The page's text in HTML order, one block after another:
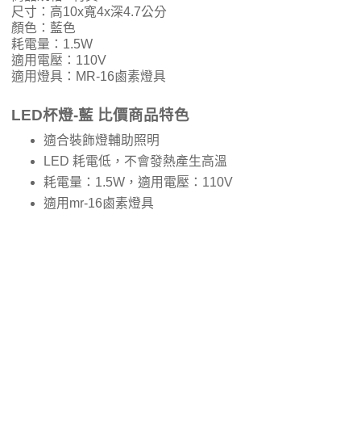
尺寸：高10x寬4x深4.7公分
顏色：藍色
耗電量：1.5W
適用電壓：110V
適用燈具：MR-16鹵素燈具
LED杯燈-藍 比價商品特色
適合裝飾燈輔助照明
LED 耗電低，不會發熱產生高溫
耗電量：1.5W，適用電壓：110V
適用mr-16鹵素燈具